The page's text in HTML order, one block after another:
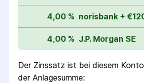
4,00 % norisbank +
4,00 % J.P. Morgan SE
Der Zinssatz ist bei diesem
der Anlagesumme: